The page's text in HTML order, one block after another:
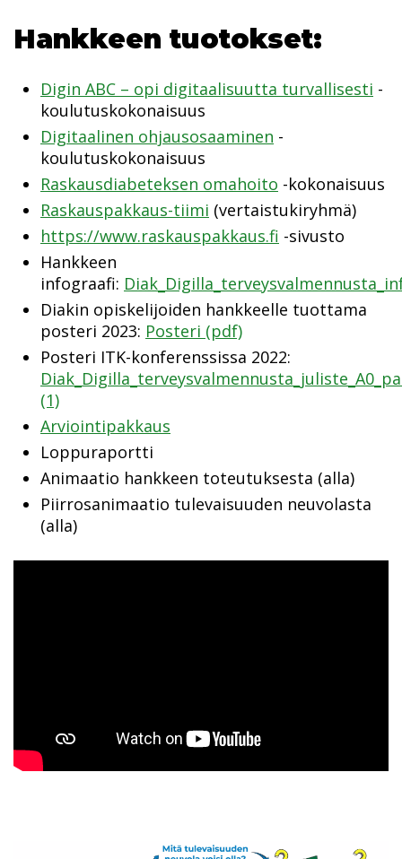
Hankkeen tuotokset:
Digin ABC – opi digitaalisuutta turvallisesti -
koulutuskokonaisuus
Digitaalinen ohjausosaaminen -
koulutuskokonaisuus
Raskausdiabeteksen omahoito -kokonaisuus
Raskauspakkaus-tiimi (vertaistukiryhmä)
https://www.raskauspakkaus.fi -sivusto
Hankkeen
infograafi:
Diakin opiskelijoiden hankkeelle tuottama
posteri 2023: Posteri (pdf)
Posteri ITK-konferenssissa 2022:
(1)
Arviointipakkaus
Loppuraportti
Animaatio hankkeen toteutuksesta (alla)
Piirrosanimaatio tulevaisuuden neuvolasta
(alla)